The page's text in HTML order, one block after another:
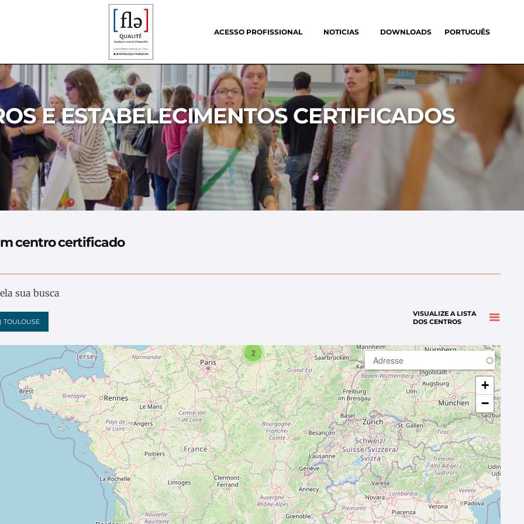
ACESSO PROFISSIONAL NOTICIAS DOWNLOADS PORTUGUÊS
E ESTABELECIMENTOS CERTIFICADOS
centro certificado
sua busca
TOULOUSE
VISUALIZE A LISTA
DOS CENTROS
2
+
−